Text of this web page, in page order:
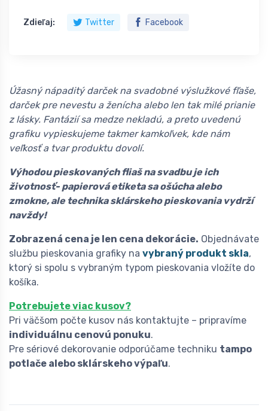
Zdieľaj: Twitter Facebook
Úžasný nápaditý darček na svadobné výslužkové fľaše,
darček pre nevestu a ženícha alebo len tak milé prianie
z lásky. Fantázií sa medze nekladú, a preto uvedenú
grafiku vypieskujeme takmer kamkoľvek, kde nám
veľkosť a tvar produktu dovolí.
Výhodou pieskovaných fliaš na svadbu je ich
životnosť- papierová etiketa sa ošúcha alebo
zmokne, ale technika sklárskeho pieskovania vydrží
navždy!
Zobrazená cena je len cena dekorácie. Objednávate
službu pieskovania grafiky na vybraný produkt skla,
ktorý si spolu s vybraným typom pieskovania vložíte do
košíka.
Potrebujete viac kusov?
Pri väčšom počte kusov nás kontaktujte – pripravíme
individuálnu cenovú ponuku.
Pre sériové dekorovanie odporúčame techniku tampo
potlače alebo sklárskeho výpaľu.